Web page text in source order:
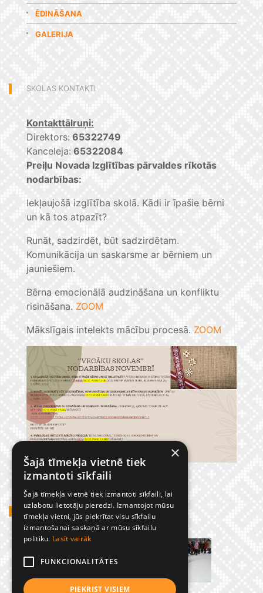
ĒDINĀŠANA
GALERIJA
SKOLAS KONTAKTI
Kontakttālruņi:
Direktors: 65322749
Kanceleja: 65322084
Preiļu Novada Izglītības pārvaldes rīkotās
nodarbības:
Iekļaujošā izglītība skolā. Kādi ir īpašie bērni
un kā tos atpazīt?
Runāt, sadzirdēt, būt sadzirdētam.
Komunikācija un saskarsme ar bērniem un
jauniešiem.
Bērna emocionālā audzināšana un konfliktu
risināšana. ZOOM
Mākslīgais intelekts mācību procesā. ZOOM
GADĪJUMBILDES
×
Šajā tīmekļa vietnē tiek
izmantoti sīkfaili
Šajā tīmekļa vietnē tiek izmantoti sīkfaili, lai
uzlabotu lietotāju pieredzi. Izmantojot mūsu
tīmekļa vietni, jūs piekrītat visu sīkfailu
izmantošanai saskaņā ar mūsu sīkfailu
politiku. Lasīt vairāk
FUNKCIONALITĀTES
PIEKRIST VISIEM